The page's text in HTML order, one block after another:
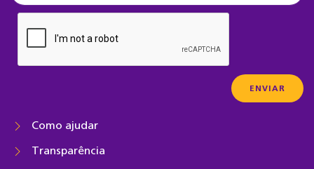
Como ajudar
Transparência